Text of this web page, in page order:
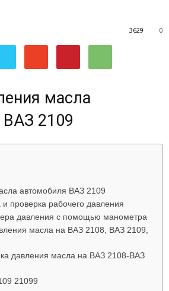
автомобилях
Лада
0
3629
масла
2109
автомобиля ВАЗ 2109
и проверка рабочего давления
давления с помощью манометра
масла на ВАЗ 2108, ВАЗ 2109,
давления масла на ВАЗ 2108-ВАЗ
21099